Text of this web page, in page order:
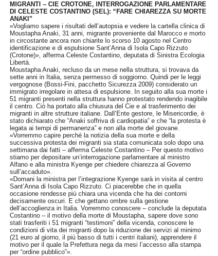
MIGRANTI – CIE CROTONE, INTERROGAZIONE PARLAMENTARE
DI CELESTE COSTANTINO (SEL): “FARE CHIAREZZA SU MORTE
ANAKI”
«Vogliamo sapere i risultati dell’autopsia e vedere la cartella clinica di
Moustapha Anaki, 31 anni, migrante proveniente dal Marocco e morto
in circostante ancora non chiarite lo scorso 10 agosto nel Centro
identificazione e di espulsione Sant’Anna di Isola Capo Rizzuto
(Crotone)», afferma Celeste Costantino, deputata di Sinistra Ecologia
Libertà.
Moustapha Anaki, recluso da un mese nella struttura, si trovava da
sette anni in Italia, senza permesso di soggiorno. Quindi per le leggi
vergognose (Bossi-Fini, pacchetto Sicurezza 2009) considerato un
immigrato irregolare in attesa di espulsione. In seguito alla sua morte i
51 migranti presenti nella struttura hanno protestato rendendo inagibile
il centro. Ciò ha portato alla chiusura del Cie e al trasferimento dei
migranti in altre strutture italiane. Dall’Ente gestore, le Misericordie, è
stato dichiarato che “Anaki soffriva di cardiopatia” e che “la protesta è
legata ai tempi di permanenza” e non alla morte del giovane.
«Vorremmo capire perché la notizia della sua morte e della
successiva protesta dei migranti sia stata comunicata solo dopo una
settimana dai fatti – afferma Celeste Costantino – Per questo motivo
stiamo per depositare un’interrogazione parlamentare al ministro
Alfano e alla ministra Kyenge per chiedere chiarezza al Governo
sull’accaduto».
«Domani la ministra per l’integrazione Kyenge sarà in visita al centro
Sant’Anna di Isola Capo Rizzuto. Ci piacerebbe che in quella
occasione rendesse più chiara una vicenda che ha dei contorni
decisamente oscuri. E che gettano ombre sulla gestione
dell’accoglienza in Italia. Vorremmo conoscere – conclude la deputata
Costantino – il motivo della morte di Moustapha, sapere dove sono
stati trasferiti i 51 migranti “testimoni” della vicenda, conoscere le
condizioni di vita dei migranti dopo la riduzione dei servizi al minimo
(21 euro al giorno, il più basso di tutti i centri italiani), apprendere il
motivo per il quale la Prefettura nega da mesi l’accesso alla stampa
per “ordine pubblico”».